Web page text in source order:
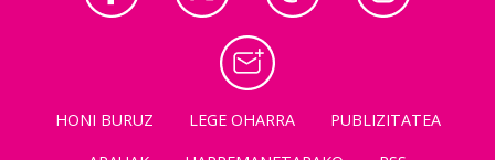
HONI BURUZ LEGE OHARRA
PUBLIZITATEA